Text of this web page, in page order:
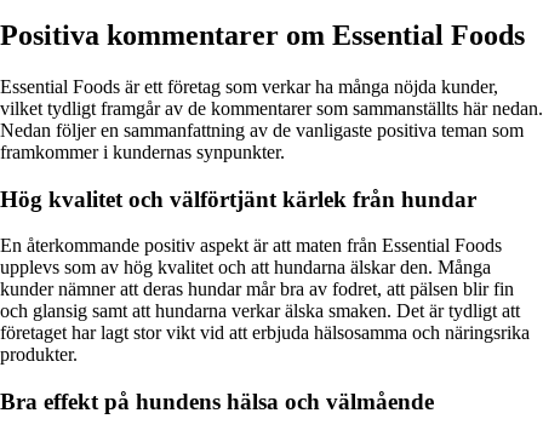
Positiva kommentarer om Essential Foods
Essential Foods är ett företag som verkar ha många nöjda kunder,
vilket tydligt framgår av de kommentarer som sammanställts här nedan.
Nedan följer en sammanfattning av de vanligaste positiva teman som
framkommer i kundernas synpunkter.
Hög kvalitet och välförtjänt kärlek från hundar
En återkommande positiv aspekt är att maten från Essential Foods
upplevs som av hög kvalitet och att hundarna älskar den. Många
kunder nämner att deras hundar mår bra av fodret, att pälsen blir fin
och glansig samt att hundarna verkar älska smaken. Det är tydligt att
företaget har lagt stor vikt vid att erbjuda hälsosamma och näringsrika
produkter.
Bra effekt på hundens hälsa och välmående